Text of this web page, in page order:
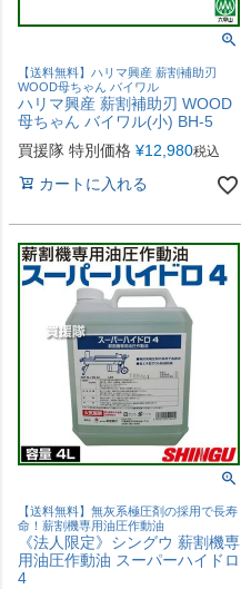
【送料無料】ハリマ興産 薪割補助刃
WOOD母ちゃん バイワル
ハリマ興産 薪割補助刃 WOOD
母ちゃん バイワル(小) BH-5
買援隊 特別価格 ¥12,980税込
カートに入れる
【送料無料】無灰系極圧剤の採用で長寿
命！薪割機専用油圧作動油
《法人限定》シングウ 薪割機専
用油圧作動油 スーパーハイドロ
4